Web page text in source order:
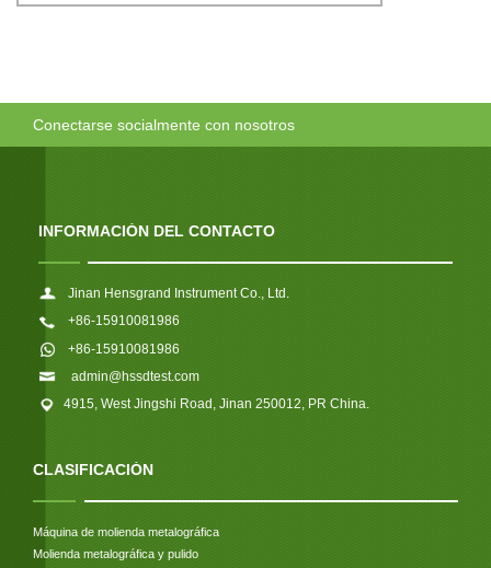
Conectarse socialmente con nosotros
INFORMACIÓN DEL CONTACTO
Jinan Hensgrand Instrument Co., Ltd.
+86-15910081986
+86-15910081986
admin@hssdtest.com
4915, West Jingshi Road, Jinan 250012, PR China.
CLASIFICACIÓN
Máquina de molienda metalográfica
Molienda metalográfica y pulido